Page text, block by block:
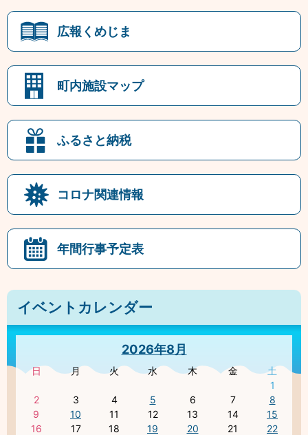
広報くめじま
町内施設マップ
ふるさと納税
コロナ関連情報
年間行事予定表
イベントカレンダー
2026年8月
日 月 火 水 木 金
土
1
2
3 4 5 6 7
8
9
10 11 12 13 14
15
16
17 18 19 20 21
22